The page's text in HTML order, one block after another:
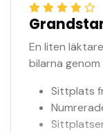
En liten
bilarna
Sittplats